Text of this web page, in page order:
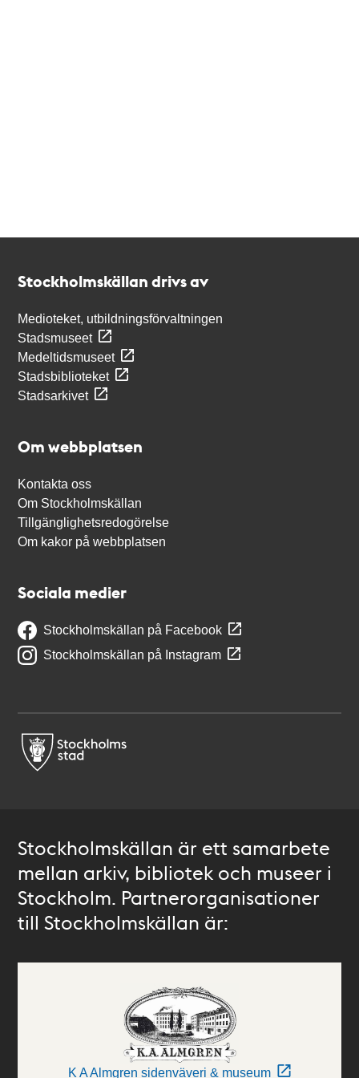
Stockholmskällan drivs av
Medioteket, utbildningsförvaltningen
Stadsmuseet
Medeltidsmuseet
Stadsbiblioteket
Stadsarkivet
Om webbplatsen
Kontakta oss
Om Stockholmskällan
Tillgänglighetsredogörelse
Om kakor på webbplatsen
Sociala medier
Stockholmskällan på Facebook
Stockholmskällan på Instagram
Stockholmskällan är ett samarbete
mellan arkiv, bibliotek och museer i
Stockholm. Partnerorganisationer
till Stockholmskällan är:
K A Almgren sidenväveri & museum